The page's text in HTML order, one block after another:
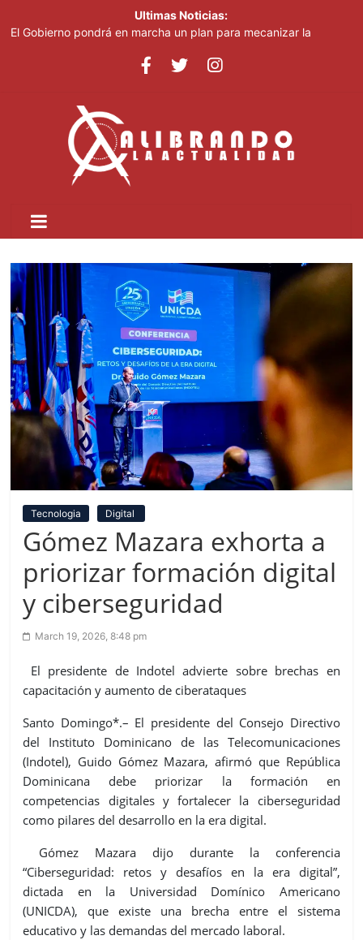
Ultimas Noticias:
Imbornales tapados agravan inundaciones en el barrio Brisas
del Este
agricultura a nivel nacional
Los decomisos de drogas aumentaron 34 % en el primer
semestre del 2026
Liranyi Alonso encabeza la jornada de este jueves en los Juegos
Centroamericanos
Tecnologia Digital
Gómez Mazara exhorta a
priorizar formación digital
y ciberseguridad
March 19, 2026, 8:48 pm
El presidente de Indotel advierte sobre brechas en
capacitación y aumento de ciberataques
Santo Domingo*.– El presidente del Consejo Directivo
del Instituto Dominicano de las Telecomunicaciones
(Indotel), Guido Gómez Mazara, afirmó que República
Dominicana debe priorizar la formación en
competencias digitales y fortalecer la ciberseguridad
como pilares del desarrollo en la era digital.
Gómez Mazara dijo durante la conferencia
“Ciberseguridad: retos y desafíos en la era digital”,
dictada en la Universidad Domínico Americano
(UNICDA), que existe una brecha entre el sistema
educativo y las demandas del mercado laboral.